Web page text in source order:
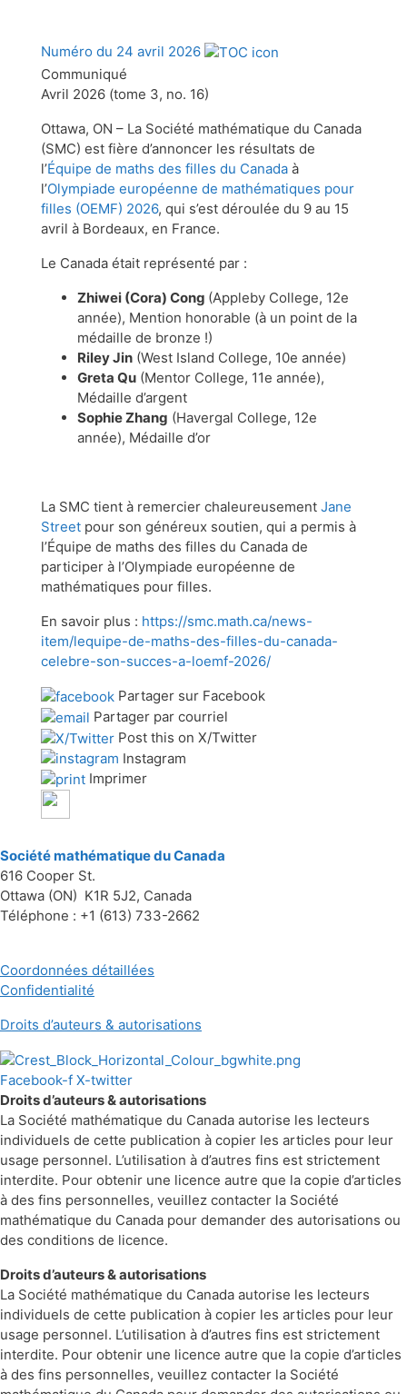
Numéro du 24 avril 2026
Communiqué
Avril 2026 (tome 3, no. 16)
Ottawa, ON – La Société mathématique du Canada
(SMC) est fière d’annoncer les résultats de
l’Équipe de maths des filles du Canada à
l’Olympiade européenne de mathématiques pour
filles (OEMF) 2026, qui s’est déroulée du 9 au 15
avril à Bordeaux, en France.
Le Canada était représenté par :
Zhiwei (Cora) Cong (Appleby College, 12e
année), Mention honorable (à un point de la
médaille de bronze !)
Riley Jin (West Island College, 10e année)
Greta Qu (Mentor College, 11e année),
Médaille d’argent
Sophie Zhang (Havergal College, 12e
année), Médaille d’or
La SMC tient à remercier chaleureusement Jane
Street pour son généreux soutien, qui a permis à
l’Équipe de maths des filles du Canada de
participer à l’Olympiade européenne de
mathématiques pour filles.
En savoir plus : https://smc.math.ca/news-
item/lequipe-de-maths-des-filles-du-canada-
celebre-son-succes-a-loemf-2026/
Partager sur Facebook
Partager par courriel
Post this on X/Twitter
Instagram
Imprimer
Société mathématique du Canada
616 Cooper St.
Ottawa (ON) K1R 5J2, Canada
Téléphone : +1 (613) 733-2662
Coordonnées détaillées
Confidentialité
Droits d’auteurs & autorisations
Facebook-f X-twitter
Droits d’auteurs & autorisations
La Société mathématique du Canada autorise les lecteurs
individuels de cette publication à copier les articles pour leur
usage personnel. L’utilisation à d’autres fins est strictement
interdite. Pour obtenir une licence autre que la copie d’articles
à des fins personnelles, veuillez contacter la Société
mathématique du Canada pour demander des autorisations ou
des conditions de licence.
Droits d’auteurs & autorisations
La Société mathématique du Canada autorise les lecteurs
individuels de cette publication à copier les articles pour leur
usage personnel. L’utilisation à d’autres fins est strictement
interdite. Pour obtenir une licence autre que la copie d’articles
à des fins personnelles, veuillez contacter la Société